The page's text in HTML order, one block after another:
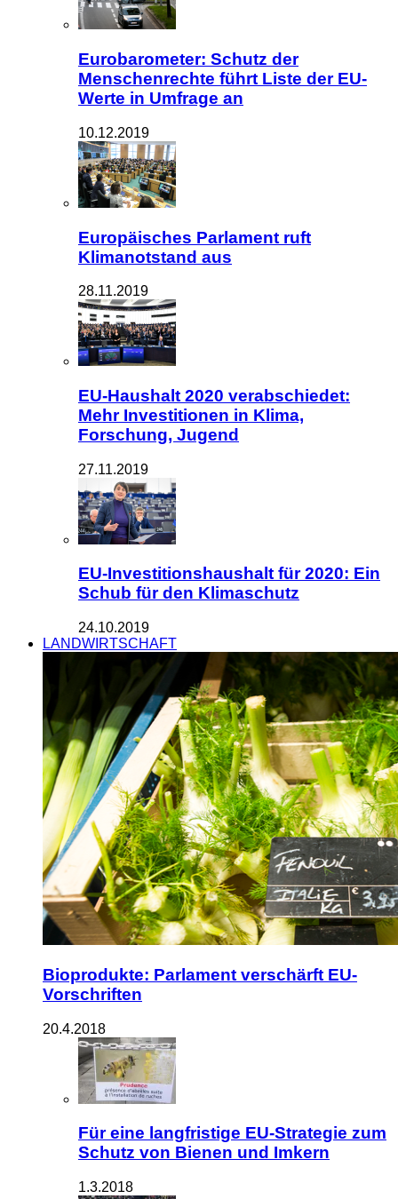
Eurobarometer: Schutz der
Menschenrechte führt Liste der EU-
Werte in Umfrage an
10.12.2019
Europäisches Parlament ruft
Klimanotstand aus
28.11.2019
EU-Haushalt 2020 verabschiedet:
Mehr Investitionen in Klima,
Forschung, Jugend
27.11.2019
EU-Investitionshaushalt für 2020: Ein
Schub für den Klimaschutz
24.10.2019
LANDWIRTSCHAFT
Bioprodukte: Parlament verschärft EU-
Vorschriften
20.4.2018
Für eine langfristige EU-Strategie zum
Schutz von Bienen und Imkern
1.3.2018